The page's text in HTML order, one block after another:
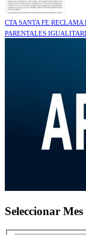
CTA SANTA FE
PARENTALES
Seleccionar Mes